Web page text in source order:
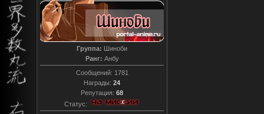
Группа: Шиноби
Ранг: Анбу
Сообщений: 1781
Награды: 24
Репутация: 68
Статус: